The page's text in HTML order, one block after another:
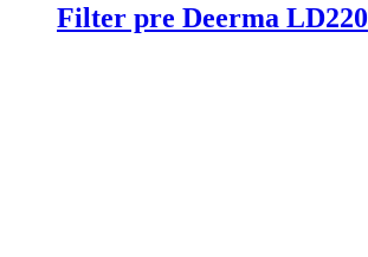
Filter pre Deerma LD220